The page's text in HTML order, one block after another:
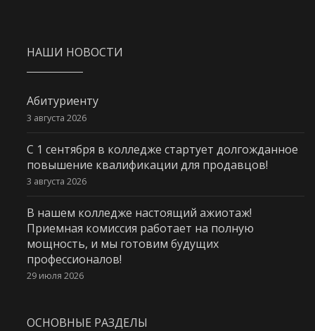
НАШИ НОВОСТИ
Абитуриенту
3 августа 2026
С 1 сентября в колледже стартует долгожданное
повышение квалификации для продавцов!
3 августа 2026
В нашем колледже настоящий ажиотаж!
Приемная комиссия работает на полную
мощность, и мы готовим будущих
профессионалов!
29 июля 2026
ОСНОВНЫЕ РАЗДЕЛЫ